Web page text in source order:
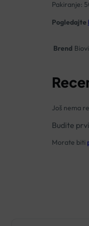
Pakiranje:
Pogledajte
Brend
Još nema
Budite
Morate biti